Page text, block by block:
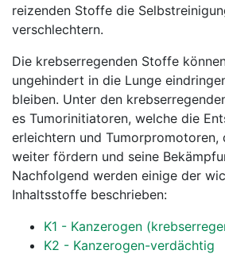
reizenden Stoffe die
verschlechtern.
Die krebserregenden Stoffe
ungehindert in die Lunge
bleiben. Unter den
es Tumorinitiatoren, welche die
erleichtern und Tumorpromotoren,
weiter fördern und seine
Nachfolgend werden einige der
Inhaltsstoffe beschrieben:
K1 - Kanzerogen
K2 - Kanzerogen-verdächtig